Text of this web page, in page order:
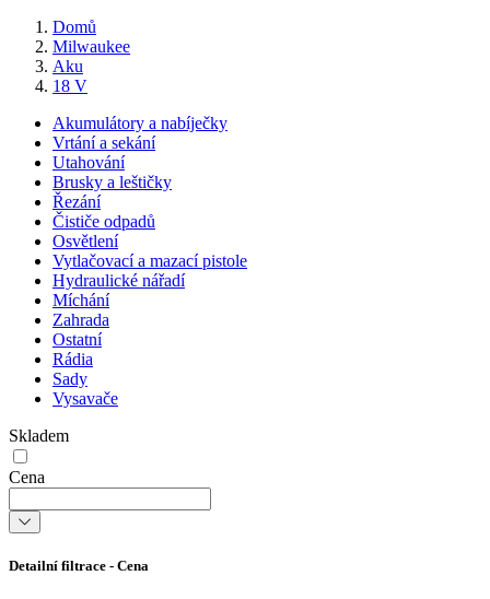
Domů
Milwaukee
Aku
18 V
Akumulátory a nabíječky
Vrtání a sekání
Utahování
Brusky a leštičky
Řezání
Čističe odpadů
Osvětlení
Vytlačovací a mazací pistole
Hydraulické nářadí
Míchání
Zahrada
Ostatní
Rádia
Sady
Vysavače
Skladem
Cena
Detailní filtrace - Cena